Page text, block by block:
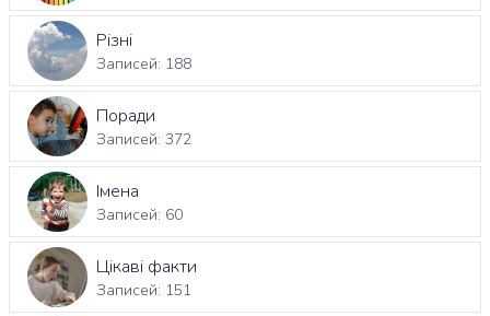
Різні
Записей: 188
Поради
Записей: 372
Імена
Записей: 60
Цікаві факти
Записей: 151